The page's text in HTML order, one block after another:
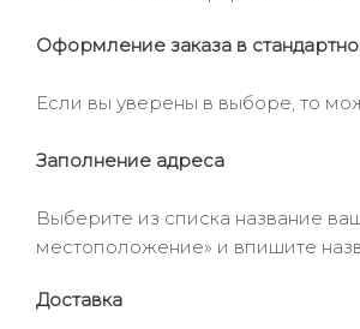
Оформление заказа в
Если вы уверены в выборе, то
Заполнение адреса
Выберите из списка название
местоположение» и впишите
Доставка